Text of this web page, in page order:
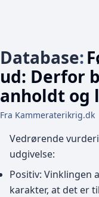
Database:
ud: Derfor
anholdt og
Fra Kammeraterikrig.dk
Vedrørende
udgivelse:
Positiv: Vinklingen
karakter, at det er